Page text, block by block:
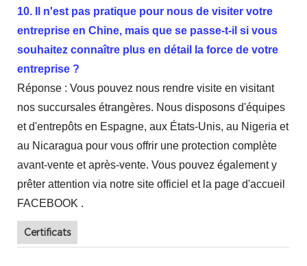
10. Il n'est pas pratique pour nous de visiter votre
entreprise en Chine, mais que se passe-t-il si vous
souhaitez connaître plus en détail la force de votre
entreprise ?
Réponse : Vous pouvez nous rendre visite en visitant
nos succursales étrangères. Nous disposons d'équipes
et d'entrepôts en Espagne, aux États-Unis, au Nigeria et
au Nicaragua pour vous offrir une protection complète
avant-vente et après-vente. Vous pouvez également y
prêter attention via notre site officiel et la page d'accueil
FACEBOOK .
Certificats